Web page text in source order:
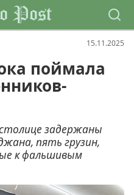
Post
15.11.2025
поймала
задержаны
пять грузин,
к фальшивым